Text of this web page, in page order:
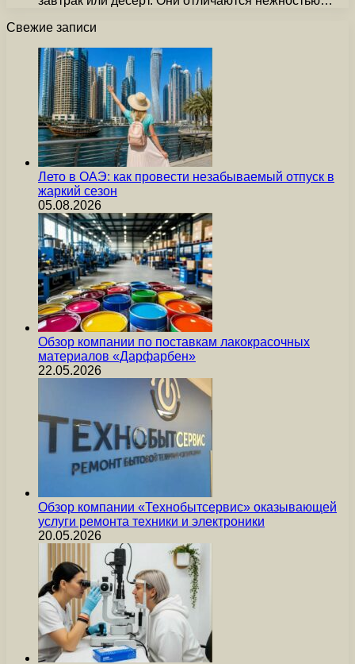
Свежие записи
Лето в ОАЭ: как провести незабываемый отпуск в
жаркий сезон
05.08.2026
Обзор компании по поставкам лакокрасочных
материалов «Дарфарбен»
22.05.2026
Обзор компании «Технобытсервис» оказывающей
услуги ремонта техники и электроники
20.05.2026